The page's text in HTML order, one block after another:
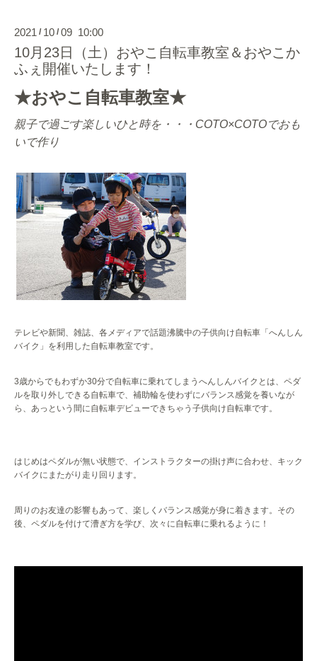
2021 / 10 / 09 10:00
10月23日（土）おやこ自転車教室＆おやこか
ふぇ開催いたします！
★おやこ自転車教室★
親子で過ごす楽しいひと時を・・・ COTO×COTOでおも
いで作り
テレビや新聞、雑誌、各メディアで話題沸騰中の子供向け自転車「へんしん
バイク」を利用した自転車教室です。
3歳からでもわずか30分で自転車に乗れてしまうへんしんバイクとは、ペダ
ルを取り外しできる自転車で、補助輪を使わずにバランス感覚を養いなが
ら、あっという間に自転車デビューできちゃう子供向け自転車です。
はじめはペダルが無い状態で、インストラクターの掛け声に合わせ、キック
バイクにまたがり走り回ります。
周りのお友達の影響もあって、楽しくバランス感覚が身に着きます。その
後、ペダルを付けて漕ぎ方を学び、次々に自転車に乗れるように！